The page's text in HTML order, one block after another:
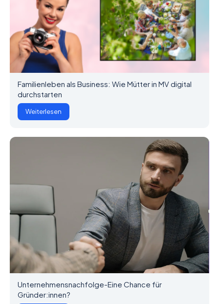
Familienleben als Business: Wie Mütter in MV digital
durchstarten
Weiterlesen
Unternehmensnachfolge-Eine Chance für
Gründer:innen?